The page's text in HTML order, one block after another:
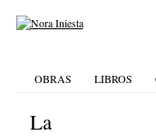
OBRAS LIBROS
La